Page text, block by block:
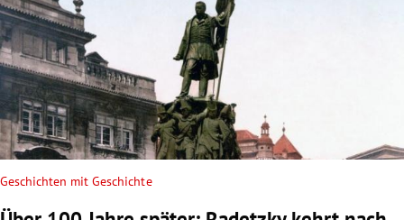
Geschichten mit Geschichte